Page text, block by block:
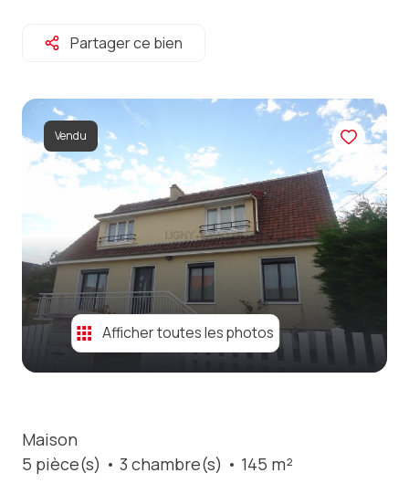
vendus
partenaires
alerte
e-mail
contact
Partager ce bien
Vendu
Afficher toutes les photos
Maison
5 pièce(s)
3 chambre(s)
145 m²